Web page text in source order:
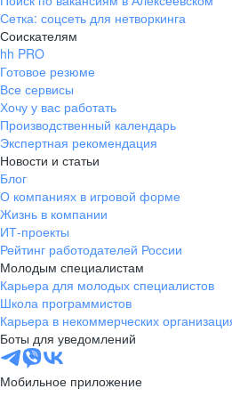
Сетка: соцсеть для нетворкинга
Соискателям
hh PRO
Готовое резюме
Все сервисы
Хочу у вас работать
Производственный календарь
Экспертная рекомендация
Новости и статьи
Блог
О компаниях в игровой форме
Жизнь в компании
ИТ-проекты
Рейтинг работодателей России
Молодым специалистам
Карьера для молодых специалистов
Школа программистов
Карьера в некоммерческих
Боты для уведомлений
Мобильное приложение